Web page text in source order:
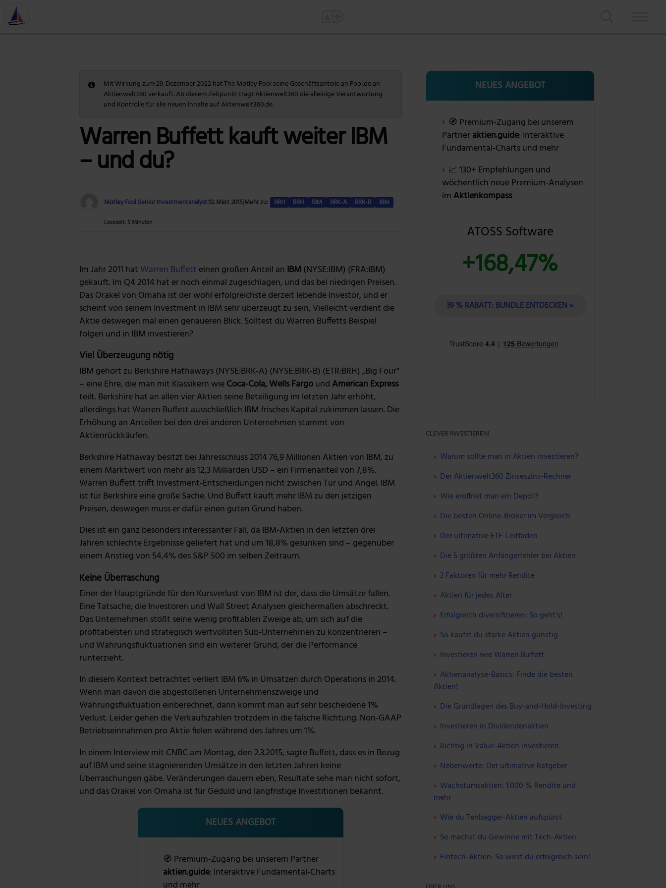
Mit Wirkung zum 29. Dezember 2022 hat The Motley Fool seine Geschäftsanteile an Fool.de an
Aktienwelt360 verkauft. Ab diesem Zeitpunkt trägt Aktienwelt360 die alleinige Verantwortung
und Kontrolle für alle neuen Inhalte auf Aktienwelt360.de.
Warren Buffett kauft weiter IBM
– und du?
Motley Fool Senior Investmentanalyst12. März 2015Mehr zu: BRH BRH IBM BRK-A BRK-B IBM
Lesezeit: 5 Minuten
Im Jahr 2011 hat Warren Buffett einen großen Anteil an IBM(NYSE:IBM) (FRA:IBM)
gekauft. Im Q4 2014 hat er noch einmal zugeschlagen, und das bei niedrigen Preisen.
Das Orakel von Omaha ist der wohl erfolgreichste derzeit lebende Investor, und er
scheint von seinem Investment in IBM sehr überzeugt zu sein, Vielleicht verdient die
Aktie deswegen mal einen genaueren Blick. Solltest du Warren Buffetts Beispiel
folgen und in IBM investieren?
Viel Überzeugung nötig
IBM gehört zu Berkshire Hathaways (NYSE:BRK-A) (NYSE:BRK-B) (ETR:BRH) „Big Four“
– eine Ehre, die man mit Klassikern wieCoca-Cola, Wells Fargound American Express
teilt. Berkshire hat an allen vier Aktien seine Beteiligung im letzten Jahr erhöht,
allerdings hat Warren Buffett ausschließlich IBM frisches Kapital zukimmen lassen. Die
Erhöhung an Anteilen bei den drei anderen Unternehmen stammt von
Aktienrückkäufen.
Berkshire Hathaway besitzt bei Jahresschluss 2014 76,9 Millionen Aktien von IBM, zu
einem Marktwert von mehr als 12,3 Milliarden USD – ein Firmenanteil von 7,8%.
Warren Buffett trifft Investment-Entscheidungen nicht zwischen Tür und Angel. IBM
ist für Berkshire eine große Sache. Und Buffett kauft mehr IBM zu den jetzigen
Preisen, deswegen muss er dafür einen guten Grund haben.
Dies ist ein ganz besonders interessanter Fall, da IBM-Aktien in den letzten drei
Jahren schlechte Ergebnisse geliefert hat und um 18,8% gesunken sind – gegenüber
einem Anstieg von 54,4% des S&P 500 im selben Zeitraum.
Keine Überraschung
Einer der Hauptgründe für den Kursverlust von IBM ist der, dass die Umsätze fallen.
Eine Tatsache, die Investoren und Wall Street Analysen gleichermaßen abschreckt.
Das Unternehmen stößt seine wenig profitablen Zweige ab, um sich auf die
profitabelsten und strategisch wertvollsten Sub-Unternehmen zu konzentrieren –
und Währungsfluktuationen sind ein weiterer Grund, der die Performance
runterzieht.
In diesem Kontext betrachtet verliert IBM 6% in Umsätzen durch Operations in 2014.
Wenn man davon die abgestoßenen Unternehmenszweige und
Währungsfluktuation einberechnet, dann kommt man auf sehr bescheidene 1%
Verlust. Leider gehen die Verkaufszahlen trotzdem in die falsche Richtung. Non-GAAP
Betriebseinnahmen pro Aktie fielen während des Jahres um 1%.
In einem Interview mit CNBC am Montag, den 2.3.2015, sagte Buffett, dass es in Bezug
auf IBM und seine stagnierenden Umsätze in den letzten Jahren keine
Überraschungen gäbe. Veränderungen dauern eben, Resultate sehe man nicht sofort,
und das Orakel von Omaha ist für Geduld und langfristige Investitionen bekannt.
NEUES ANGEBOT
🧭 Premium-Zugang bei unserem Partner
aktien.guide: Interaktive Fundamental-Charts
und mehr
NEUES ANGEBOT
🧭 Premium-Zugang bei unserem
Partneraktien.guide: Interaktive
Fundamental-Charts und mehr
📈 130+ Empfehlungen und
wöchentlich neue Premium-Analysen
im Aktienkompass
ATOSS Software
+168,47%
39 % RABATT: BUNDLE ENTDECKEN »
CLEVER INVESTIEREN!
Warum sollte man in Aktien investieren?
Der Aktienwelt360 Zinseszins-Rechner
Wie eröffnet man ein Depot?
Die besten Online-Broker im Vergleich
Der ultimative ETF-Leitfaden
Die 5 größten Anfängerfehler bei Aktien
3 Faktoren für mehr Rendite
Aktien für jedes Alter
Erfolgreich diversifizieren: So geht’s!
So kaufst du starke Aktien günstig
Investieren wie Warren Buffett
Aktienanalyse-Basics: Finde die besten
Aktien!
Die Grundlagen des Buy-and-Hold-Investing
Investieren in Dividendenaktien
Richtig in Value-Aktien investieren
Nebenwerte: Der ultimative Ratgeber
Wachstumsaktien: 1.000 % Rendite und
mehr
Wie du Tenbagger-Aktien aufspürst
So machst du Gewinne mit Tech-Aktien
Fintech-Aktien: So wirst du erfolgreich sein!